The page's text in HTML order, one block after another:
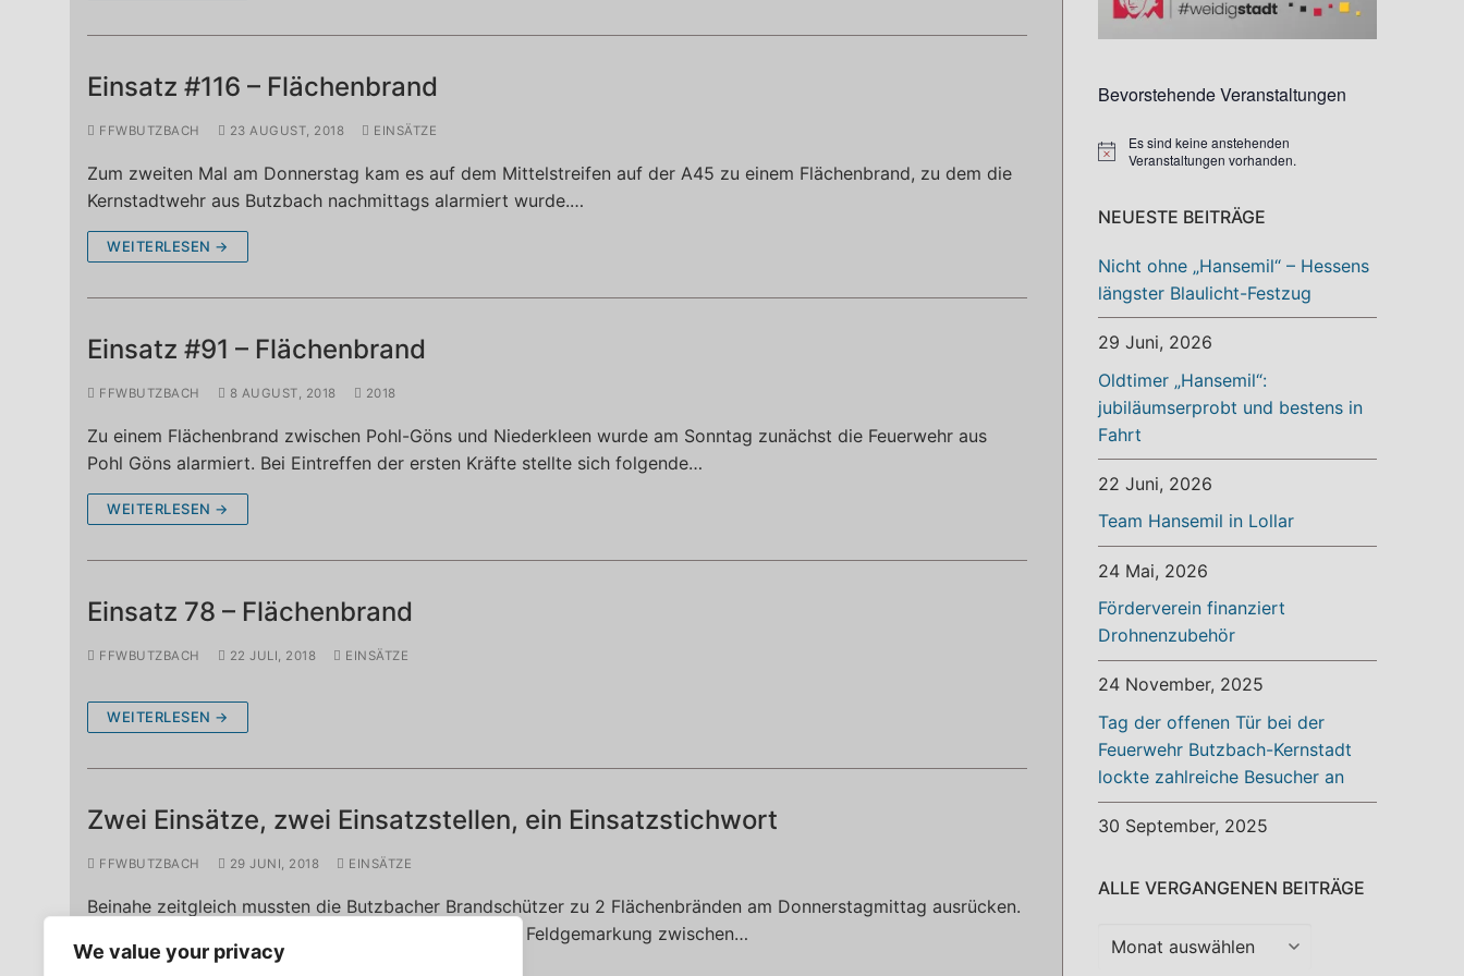
We value your privacy
Einsatz #116 – Flächenbrand
FFWBUTZBACH 23 AUGUST, 2018 EINSÄTZE
Zum zweiten Mal am Donnerstag kam es auf dem Mittelstreifen auf der A45 zu einem Flächenbrand, zu dem die
Kernstadtwehr aus Butzbach nachmittags alarmiert wurde.…
WEITERLESEN →
Einsatz #91 – Flächenbrand
FFWBUTZBACH 8 AUGUST, 2018 2018
Zu einem Flächenbrand zwischen Pohl-Göns und Niederkleen wurde am Sonntag zunächst die Feuerwehr aus
Pohl Göns alarmiert. Bei Eintreffen der ersten Kräfte stellte sich folgende…
WEITERLESEN →
Einsatz 78 – Flächenbrand
FFWBUTZBACH 22 JULI, 2018 EINSÄTZE
WEITERLESEN →
Zwei Einsätze, zwei Einsatzstellen, ein Einsatzstichwort
FFWBUTZBACH 29 JUNI, 2018 EINSÄTZE
Beinahe zeitgleich mussten die Butzbacher Brandschützer zu 2 Flächenbränden am Donnerstagmittag ausrücken.
Das erste Mal ertönte der Pager um 13:12 Uhr. In der Feldgemarkung zwischen…
Bevorstehende Veranstaltungen
Hinweis
Es sind keine anstehenden
Veranstaltungen vorhanden.
NEUESTE BEITRÄGE
Nicht ohne „Hansemil“ – Hessens
längster Blaulicht-Festzug
29 Juni, 2026
Oldtimer „Hansemil“:
jubiläumserprobt und bestens in
Fahrt
22 Juni, 2026
Team Hansemil in Lollar
24 Mai, 2026
Förderverein finanziert
Drohnenzubehör
24 November, 2025
Tag der offenen Tür bei der
Feuerwehr Butzbach-Kernstadt
lockte zahlreiche Besucher an
30 September, 2025
ALLE VERGANGENEN BEITRÄGE
Alle